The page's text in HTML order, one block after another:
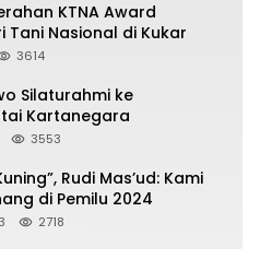
KTNA Award
Tani Nasional di Kukar
3614
Silaturahmi ke
Kartanegara
3553
Rudi Mas’ud: Kami
di Pemilu 2024
2718